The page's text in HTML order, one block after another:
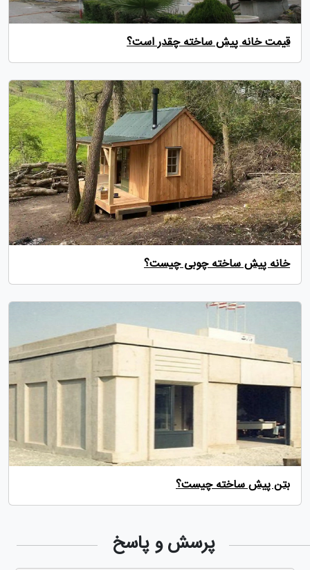
قیمت خانه پیش ساخته چقدر است؟
خانه پیش ساخته چوبی چیست؟
بتن پیش ساخته چیست؟
پرسش و پاسخ